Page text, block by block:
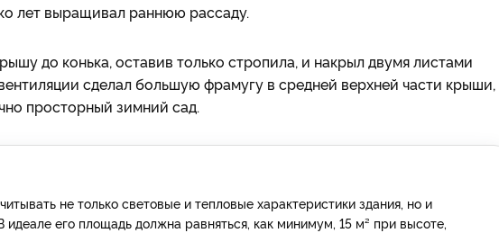
лет выращивал раннюю рассаду.
до конька, оставив только стропила, и накрыл двумя листами
сделал большую фрамугу в средней верхней части крыши,
просторный зимний сад.
не только световые и тепловые характеристики здания, но и
его площадь должна равняться, как минимум, 15 м² при высоте,